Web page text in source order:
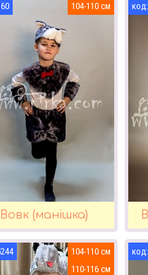
104-110
Вовк (манішка)
104-110
110-116